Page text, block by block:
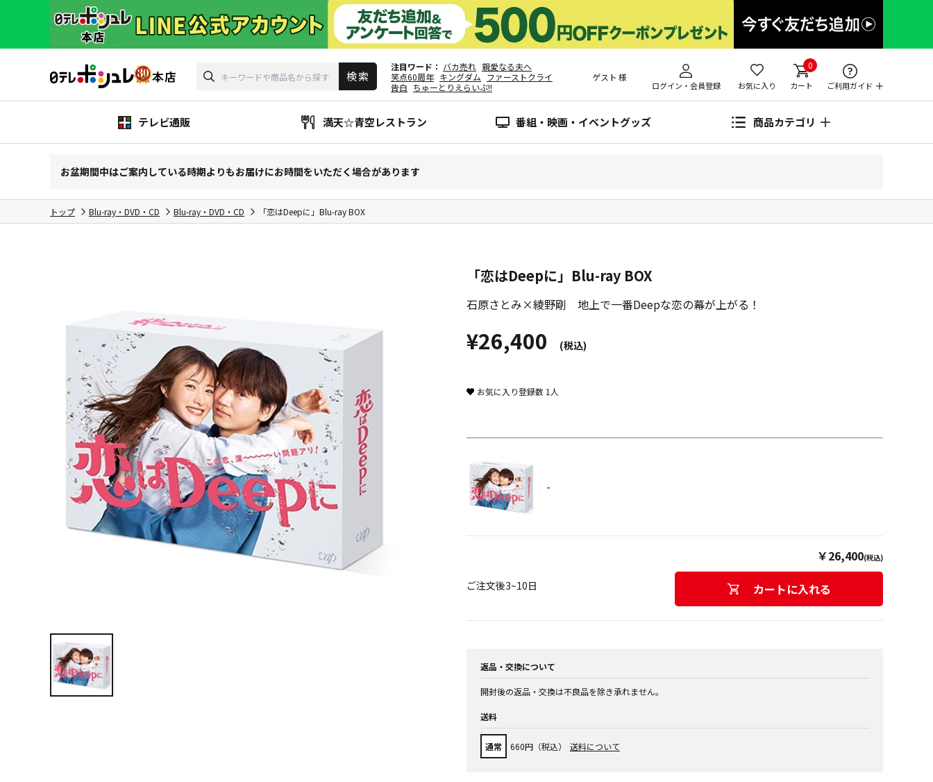
注目ワード バカ売れ 親愛なる夫へ
笑点60周年 キングダム ファーストクライ
告白 ちゅーとりえらいぶ!!
ゲスト 様
ログイン・会員登録 お気に入り
0
カート ご利用ガイド
テレビ通販 満天☆青空レストラン 番組・映画・イベントグッズ 商品カテゴリ
お盆期間中はご案内している時期よりもお届けにお時間をいただく場合があります
トップ Blu-ray・DVD・CD Blu-ray・DVD・CD 「恋はDeepに」Blu-ray BOX
「恋はDeepに」Blu-ray BOX
石原さとみ×綾野剛 地上で一番Deepな恋の幕が上がる！
¥26,400 (税込)
お気に入り登録数 1 人
-
￥26,400(税込)
ご注文後3~10日 カートに入れる
返品・交換について
開封後の返品・交換は不良品を除き承れません。
送料
通常 660円（税込） 送料について